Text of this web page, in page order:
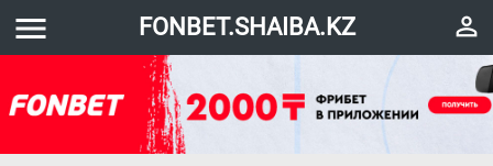
menu FONBET.SHAIBA.KZ perm_identity